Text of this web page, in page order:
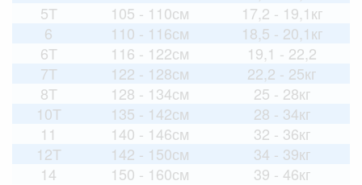
5T
105 - 110см
17,2 - 19,1кг
6
110 - 116см
18,5 - 20,1кг
6T
116 - 122см
19,1 - 22,2
7T
122 - 128см
22,2 - 25кг
8T
128 - 134см
25 - 28кг
10T
135 - 142см
28 - 34кг
11
140 - 146см
32 - 36кг
12T
142 - 150см
34 - 39кг
14
150 - 160см 39 - 46кг